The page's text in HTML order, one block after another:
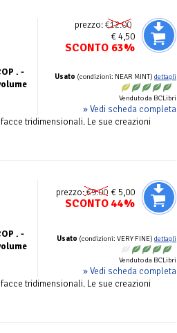
prezzo:€12.00
€ 4,50
SCONTO 63%
Usato (condizioni: NEAR MINT) dettagli
Venduto da BCLibri
» Vedi scheda completa
. -
tridimensionali. Le sue creazioni
prezzo:€9.00 € 5,00
SCONTO 44%
Usato (condizioni: VERY FINE) dettagli
Venduto da BCLibri
» Vedi scheda completa
. -
tridimensionali. Le sue creazioni